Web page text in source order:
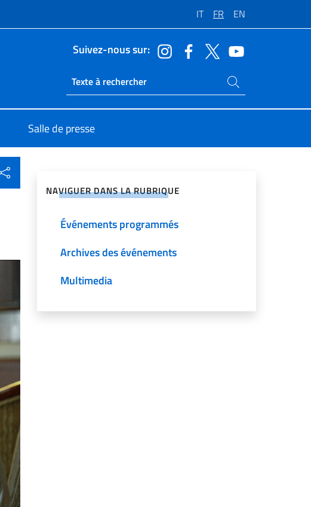
IT FR EN
Suivez-nous sur:
Ricerca sito live
Rechercher dans le site
Salle de presse
NAVIGUER DANS LA RUBRIQUE
Événements programmés
Archives des événements
Multimedia